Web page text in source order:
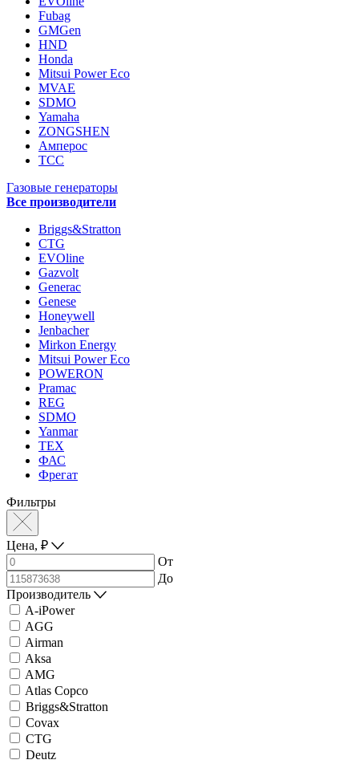
Fubag
GMGen
HND
Honda
Mitsui Power Eco
MVAE
SDMO
Yamaha
ZONGSHEN
Амперос
ТСС
Газовые генераторы
Все производители
Briggs&Stratton
CTG
EVOline
Gazvolt
Generac
Genese
Honeywell
Jenbacher
Mirkon Energy
Mitsui Power Eco
POWERON
Pramac
REG
SDMO
Yanmar
ТЕХ
ФАС
Фрегат
Фильтры
Цена, ₽
От
До
Производитель
A-iPower
AGG
Airman
Aksa
AMG
Atlas Copco
Briggs&Stratton
Covax
CTG
Deutz